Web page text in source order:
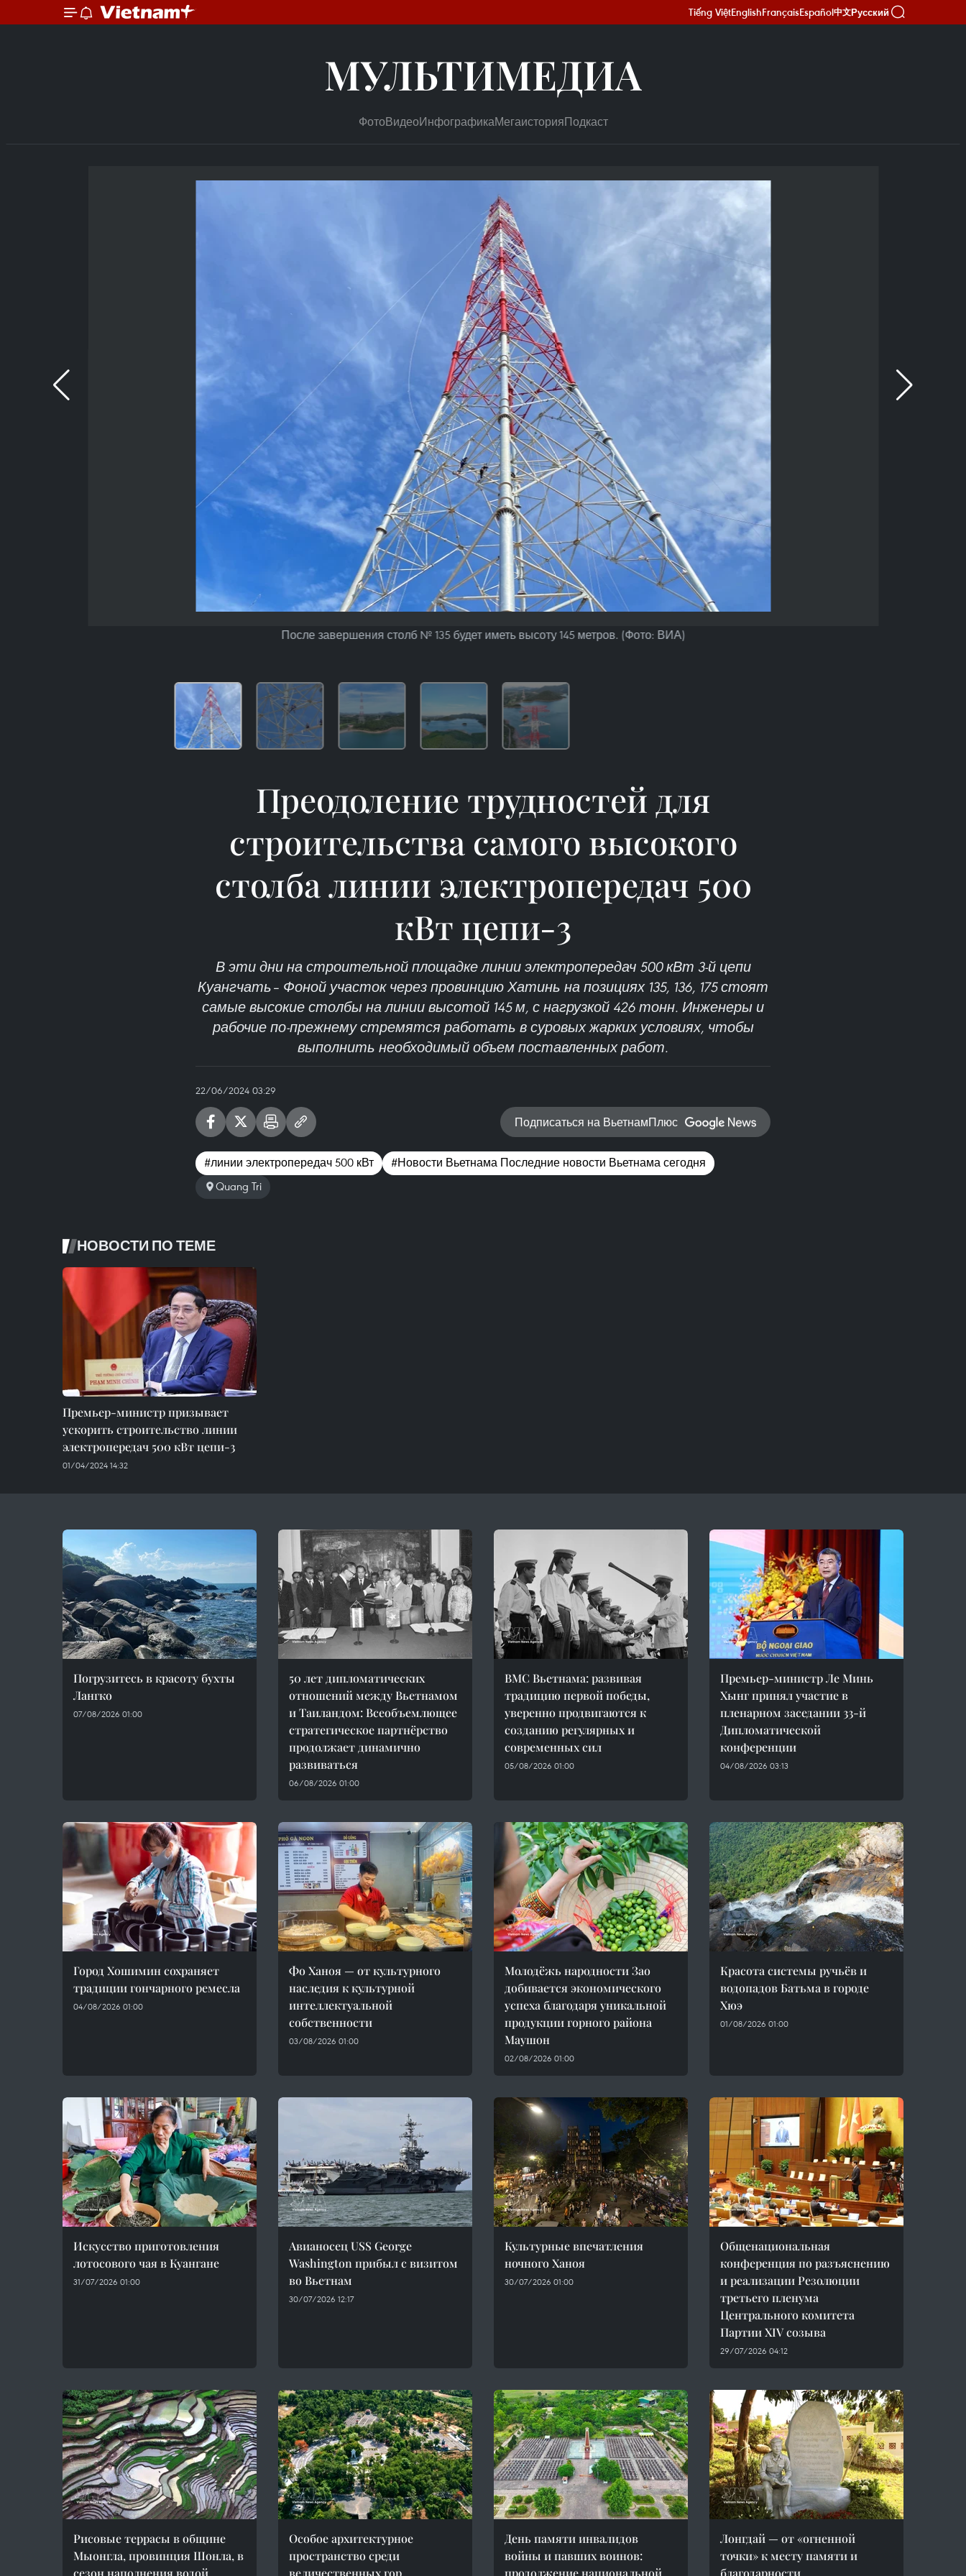
Tiếng ViệtEnglishFrançaisEspañol中文Русский
МУЛЬТИМЕДИА
ФотоВидеоИнфографикаМегаисторияПодкаст
После завершения столб № 135 будет иметь высоту 145 метров. (Фото: ВИА)
Преодоление трудностей для
строительства самого высокого
столба линии электропередач 500
кВт цепи-3
В эти дни на строительной площадке линии электропередач 500 кВт 3-й цепи
Куангчать– Фоной участок через провинцию Хатинь на позициях 135, 136, 175 стоят
самые высокие столбы на линии высотой 145 м, с нагрузкой 426 тонн. Инженеры и
рабочие по-прежнему стремятся работать в суровых жарких условиях, чтобы
выполнить необходимый объем поставленных работ.
22/06/2024 03:29
Подписаться на ВьетнамПлюс
#линии электропередач 500 кВт
#Новости Вьетнама Последние новости Вьетнама сегодня
Quang Tri
НОВОСТИ ПО ТЕМЕ
Премьер-министр призывает
ускорить строительство линии
электропередач 500 кВт цепи-3
01/04/2024 14:32
Погрузитесь в красоту бухты
Лангко
07/08/2026 01:00
50 лет дипломатических
отношений между Вьетнамом
и Таиландом: Всеобъемлющее
стратегическое партнёрство
продолжает динамично
развиваться
06/08/2026 01:00
ВМС Вьетнама: развивая
традицию первой победы,
уверенно продвигаются к
созданию регулярных и
современных сил
05/08/2026 01:00
Премьер-министр Ле Минь
Хынг принял участие в
пленарном заседании 33-й
Дипломатической
конференции
04/08/2026 03:13
Город Хошимин сохраняет
традиции гончарного ремесла
04/08/2026 01:00
Фо Ханоя — от культурного
наследия к культурной
интеллектуальной
собственности
03/08/2026 01:00
Молодёжь народности Зао
добивается экономического
успеха благодаря уникальной
продукции горного района
Маушон
02/08/2026 01:00
Красота системы ручьёв и
водопадов Батьма в городе
Хюэ
01/08/2026 01:00
Искусство приготовления
лотосового чая в Куангане
31/07/2026 01:00
Авианосец USS George
Washington прибыл с визитом
во Вьетнам
30/07/2026 12:17
Культурные впечатления
ночного Ханоя
30/07/2026 01:00
Общенациональная
конференция по разъяснению
и реализации Резолюции
третьего пленума
Центрального комитета
Партии XIV созыва
29/07/2026 04:12
Рисовые террасы в общине
Мыонгла, провинция Шонла, в
сезон наполнения водой
Особое архитектурное
пространство среди
величественных гор
День памяти инвалидов
войны и павших воинов:
продолжение национальной
Лонгдай — от «огненной
точки» к месту памяти и
благодарности